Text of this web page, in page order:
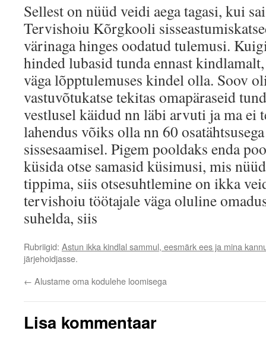
Sellest on nüüd veidi aega tagasi, kui
Tervishoiu Kõrgkooli
värinaga hinges oodatud tulemusi.
hinded lubasid tunda ennast
väga lõpptulemuses kindel olla. Soov
vastuvõtukatse tekitas omapäraseid
vestlusel käidud nn läbi arvuti ja ma ei
lahendus võiks olla nn 60
sissesaamisel. Pigem pooldaks enda
küsida otse samasid küsimusi, mis
tippima, siis otsesuhtlemine on ikka
tervishoiu töötajale väga oluline
suhelda, siis
Rubriigid: Astun ikka kindlal sammul, eesmärk ees ja mina
järjehoidjasse.
← Alustame oma kodulehe loomisega
Lisa kommentaar